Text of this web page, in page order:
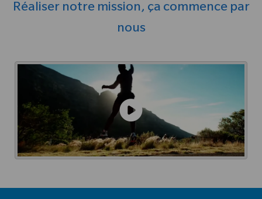
Réaliser notre mission, ça commence par
nous